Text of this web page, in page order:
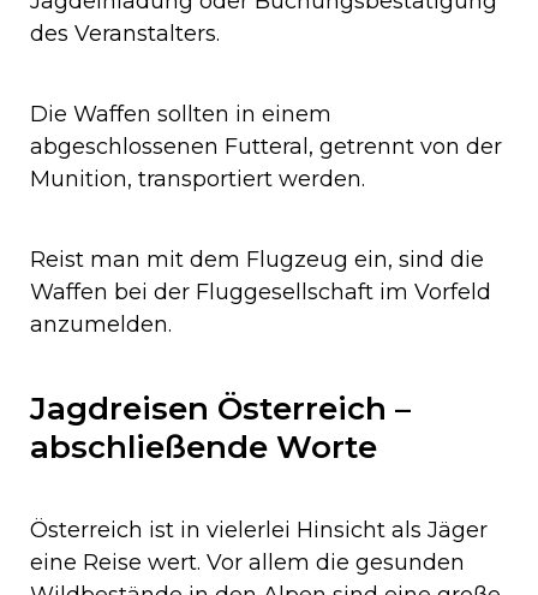
des Veranstalters.
Die Waffen sollten in einem
abgeschlossenen Futteral, getrennt von der
Munition, transportiert werden.
Reist man mit dem Flugzeug ein, sind die
Waffen bei der Fluggesellschaft im Vorfeld
anzumelden.
Jagdreisen Österreich –
abschließende Worte
Österreich ist in vielerlei Hinsicht als Jäger
eine Reise wert. Vor allem die gesunden